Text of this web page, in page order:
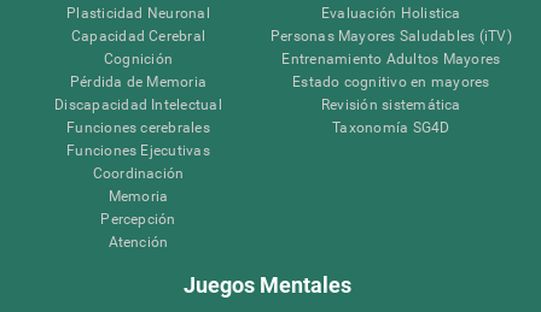
Plasticidad Neuronal
Capacidad Cerebral
Cognición
Pérdida de Memoria
Discapacidad Intelectual
Funciones cerebrales
Funciones Ejecutivas
Coordinación
Memoria
Percepción
Atención
Evaluación Holistica
Personas Mayores Saludables (iTV)
Entrenamiento Adultos Mayores
Estado cognitivo en mayores
Revisión sistemática
Taxonomía SG4D
Juegos Mentales